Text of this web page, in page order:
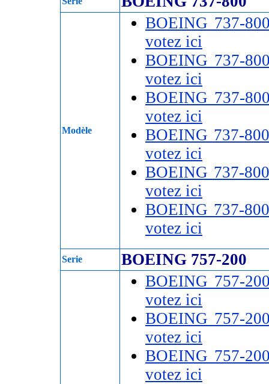
Modèle
BOEING 737-
votez ici
BOEING 737-
votez ici
BOEING 737-
votez ici
BOEING 737-
votez ici
BOEING 737-
votez ici
BOEING 737-
votez ici
Serie
BOEING 757-200
BOEING 757-
votez ici
BOEING 757-
votez ici
BOEING 757-
votez ici